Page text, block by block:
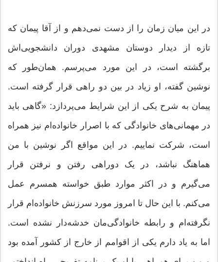
در این میان زمان را از دست نمی‌دهم و از آقا پیمان که
تازه از دیدار دوستان مشهدی دوران دانشجویی‌اش
برگشته است، در این مورد می‌پرسم. همان‌طور که
نوشین گفته، او زیاد در بین دو راهی قرار گرفته است.
پیمان به شرح یکی از این شرایط می‌پردازد: «گاهی باید
در مهمانی‌های خانوادگی که با اصرار خانواده‌ام نیز همراه
است، شرکت نماییم. در این مواقع اگر نوشین با من
هماهنگ نباشد، در یک دوراهی رفتن و نرفتن قرار
می‌گیرم و در اکثر موارد طبق خواسته همسرم عمل
می‌کنم. با این حال تا امروز مورد سرزنش خانواده‌ام قرار
نگرفته‌ام و رابطه‌ خانوادگی‌‌مان خدشه‌دار نشده است.
اما به یاد دارم یکی از اقوامم از خارج از کشور آمده بود